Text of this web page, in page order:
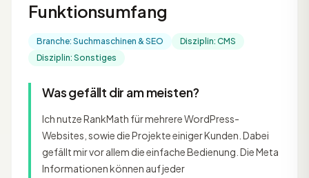
Funktionsumfang
Branche: Suchmaschinen & SEO
Disziplin: CMS
Disziplin: Sonstiges
Was gefällt dir am meisten?
Ich nutze RankMath für mehrere WordPress-
Websites, sowie die Projekte einiger Kunden. Dabei
gefällt mir vor allem die einfache Bedienung. Die Meta
Informationen können auf jeder